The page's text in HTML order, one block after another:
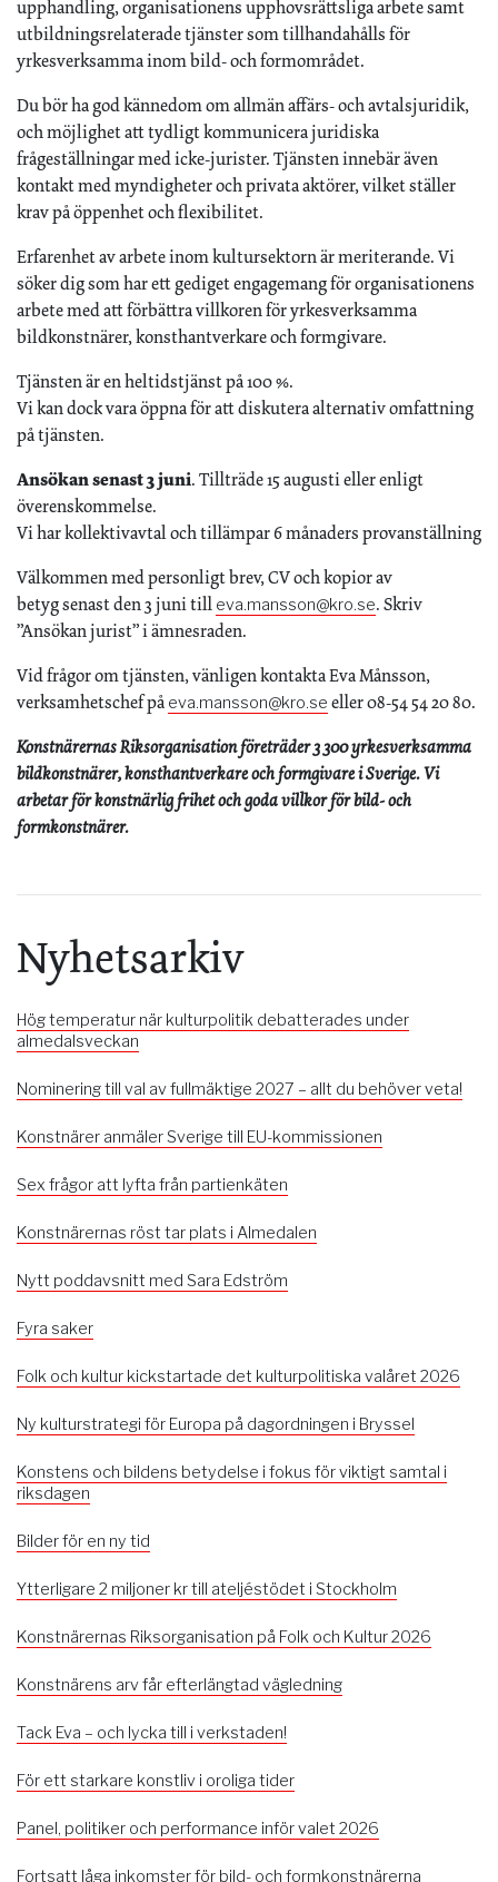
upphandling, organisationens upphovsrättsliga arbete samt
utbildningsrelaterade tjänster som tillhandahålls för
yrkesverksamma inom bild- och formområdet.
Du bör ha god kännedom om allmän affärs- och avtalsjuridik,
och möjlighet att tydligt kommunicera juridiska
frågeställningar med icke-jurister. Tjänsten innebär även
kontakt med myndigheter och privata aktörer, vilket ställer
krav på öppenhet och flexibilitet.
Erfarenhet av arbete inom kultursektorn är meriterande. Vi
söker dig som har ett gediget engagemang för organisationens
arbete med att förbättra villkoren för yrkesverksamma
bildkonstnärer, konsthantverkare och formgivare.
Tjänsten är en heltidstjänst på 100 %.
Vi kan dock vara öppna för att diskutera alternativ omfattning
på tjänsten.
Ansökan senast 3 juni. Tillträde 15 augusti eller enligt
överenskommelse.
Vi har kollektivavtal och tillämpar 6 månaders provanställning
Välkommen med personligt brev, CV och kopior av
betyg senast den 3 juni till eva.mansson@kro.se. Skriv
”Ansökan jurist” i ämnesraden.
Vid frågor om tjänsten, vänligen kontakta Eva Månsson,
verksamhetschef på eva.mansson@kro.se eller 08-54 54 20 80.
Konstnärernas Riksorganisation företräder 3 300 yrkesverksamma
bildkonstnärer, konsthantverkare och formgivare i Sverige. Vi
arbetar för konstnärlig frihet och goda villkor för bild- och
formkonstnärer.
Nyhetsarkiv
Hög temperatur när kulturpolitik debatterades under
almedalsveckan
Nominering till val av fullmäktige 2027 – allt du behöver veta!
Konstnärer anmäler Sverige till EU-kommissionen
Sex frågor att lyfta från partienkäten
Konstnärernas röst tar plats i Almedalen
Nytt poddavsnitt med Sara Edström
Fyra saker
Folk och kultur kickstartade det kulturpolitiska valåret 2026
Ny kulturstrategi för Europa på dagordningen i Bryssel
Konstens och bildens betydelse i fokus för viktigt samtal i
riksdagen
Bilder för en ny tid
Ytterligare 2 miljoner kr till ateljéstödet i Stockholm
Konstnärernas Riksorganisation på Folk och Kultur 2026
Konstnärens arv får efterlängtad vägledning
Tack Eva – och lycka till i verkstaden!
För ett starkare konstliv i oroliga tider
Panel, politiker och performance inför valet 2026
Fortsatt låga inkomster för bild- och formkonstnärerna